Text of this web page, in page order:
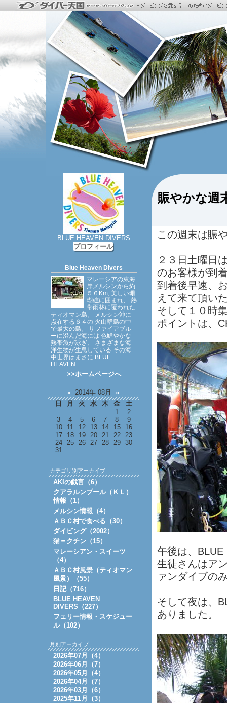
賑やかな週
この週末は賑
２３日土曜日
のお客様が到
到着後早速、
えて来て頂い
そして１０時
ポイントは、
午後は、BLUE
生徒さんはア
ァンダイブの
そして夜は、
ありました。
BLUE HEAVEN DIVERS
プロフィール
Blue Heaven Divers
マレーシアの東海
岸メルシンから約
５６Km, 美しい珊
瑚礁に囲まれ、 熱
帯雨林に覆われた
ティオマン島。 メルシン沖に
点在する６４の 火山群島の中
で最大の島。 サファイアブル
ーに澄んだ海には 色鮮やかな
熱帯魚が泳ぎ、 さまざまな海
洋生物が生息している その海
中世界はまさに BLUE
HEAVEN
>>ホームページへ
« 2014年 08月 »
日
月 火 水 木 金
土
1
2
3
4 5 6 7 8
9
10
11 12 13 14 15
16
17
18 19 20 21 22
23
24
25 26 27 28 29
30
31
カテゴリ別アーカイブ
AKIの戯言（6）
クアラルンプール（ＫＬ）
情報（1）
メルシン情報（4）
ＡＢＣ村で食べる（30）
ダイビング（2002）
猫＝クチン（15）
マレーシアン・スイーツ
（4）
ＡＢＣ村風景（ティオマン
風景）（55）
日記（716）
BLUE HEAVEN
DIVERS（227）
フェリー情報・スケジュー
ル（102）
月別アーカイブ
2026年07月（4）
2026年06月（7）
2026年05月（4）
2026年04月（7）
2026年03月（6）
2025年11月（3）